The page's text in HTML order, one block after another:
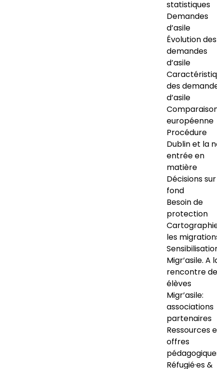
statistiques
Demandes
d’asile
Évolution des
demandes
d’asile
des
d’asile
européenne
Procédure
Dublin et la
entrée en
matière
Décisions
fond
Besoin de
protection
les
Migr’asile. A
rencontre
élèves
Migr’asile:
associations
partenaires
Ressources
offres
Réfugié·es &